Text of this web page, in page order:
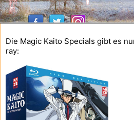
Die Magic Kaito Specials gibt es
ray: